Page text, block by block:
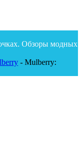
Обзоры модных
- Mulberry: